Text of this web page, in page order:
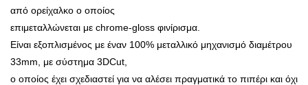
από ορείχαλκο ο οποίος
επιμεταλλώνεται με chrome-gloss φινίρισμα.
Είναι εξοπλισμένος με έναν 100% μεταλλικό μηχανισμό διαμέτρου
33mm, με σύστημα 3DCut,
ο οποίος έχει σχεδιαστεί για να αλέσει πραγματικά το πιπέρι και όχι